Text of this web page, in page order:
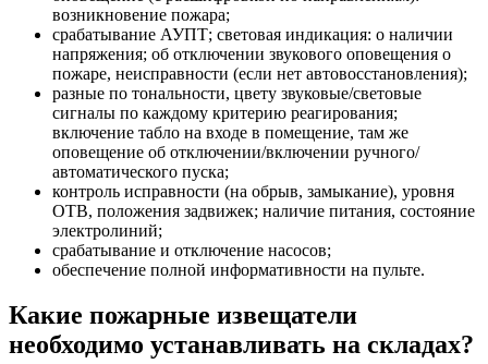
возникновение пожара;
срабатывание АУПТ; световая индикация: о наличии
напряжения; об отключении звукового оповещения о
пожаре, неисправности (если нет автовосстановления);
разные по тональности, цвету звуковые/световые
сигналы по каждому критерию реагирования;
включение табло на входе в помещение, там же
оповещение об отключении/включении ручного/
автоматического пуска;
контроль исправности (на обрыв, замыкание), уровня
ОТВ, положения задвижек; наличие питания, состояние
электролиний;
срабатывание и отключение насосов;
обеспечение полной информативности на пульте.
Какие пожарные извещатели
необходимо устанавливать на складах?